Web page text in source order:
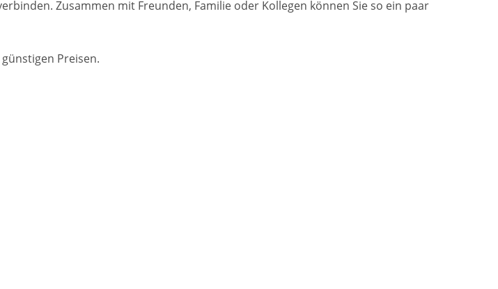
Zusammen mit Freunden, Familie oder Kollegen können Sie so ein paar
Preisen.